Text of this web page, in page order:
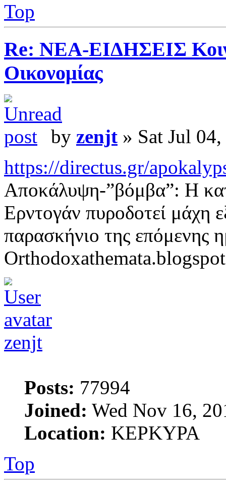
Top
Re: ΝΕΑ-ΕΙΔΗΣΕΙΣ
Οικονομίας
by zenjt » Sat Jul
https://directus.gr/
Αποκάλυψη-”βόμβα”: Η
Ερντογάν πυροδοτεί μάχη
παρασκήνιο της επόμενης
zenjt
Posts: 77994
Joined: Wed Nov 16,
Location: ΚΕΡΚΥΡΑ
Top